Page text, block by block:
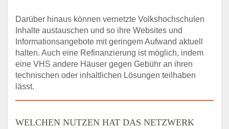
Darüber hinaus können vernetzte Volkshochschulen
Inhalte austauschen und so ihre Websites und
Informationsangebote mit geringem Aufwand aktuell
halten. Auch eine Refinanzierung ist möglich, indem
eine VHS andere Häuser gegen Gebühr an ihren
technischen oder inhaltlichen Lösungen teilhaben
lässt.
WELCHEN NUTZEN HAT DAS NETZWERK